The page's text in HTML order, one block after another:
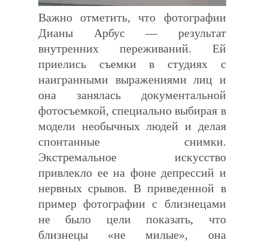
Важно отметить, что фотографии
Дианы Арбус — результат
внутренних переживаний. Ей
приелись съемки в студиях с
наигранными выражениями лиц и
она занялась документальной
фотосъемкой, специально выбирая в
модели необычных людей и делая
спонтанные снимки.
Экстремальное искусство
привлекло ее на фоне депрессий и
нервных срывов. В приведенной в
пример фотографии с близнецами
не было цели показать, что
близнецы «не милые», она